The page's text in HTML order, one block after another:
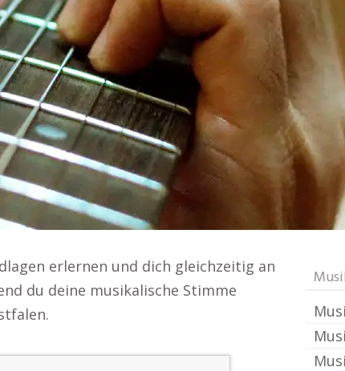
erlernen und dich gleichzeitig an
du deine musikalische Stimme